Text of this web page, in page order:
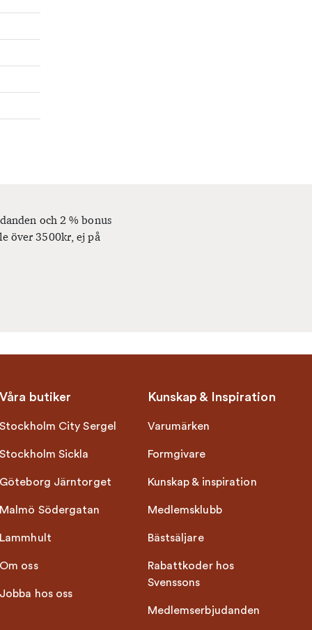
och 2 % bonus
över 3500kr, ej på
Våra butiker
Stockholm City Sergel
Stockholm Sickla
Göteborg Järntorget
Malmö Södergatan
Lammhult
Om oss
Jobba hos oss
Kunskap & Inspiration
Varumärken
Formgivare
Kunskap & inspiration
Medlemsklubb
Bästsäljare
Rabattkoder hos
Svenssons
Medlemserbjudanden